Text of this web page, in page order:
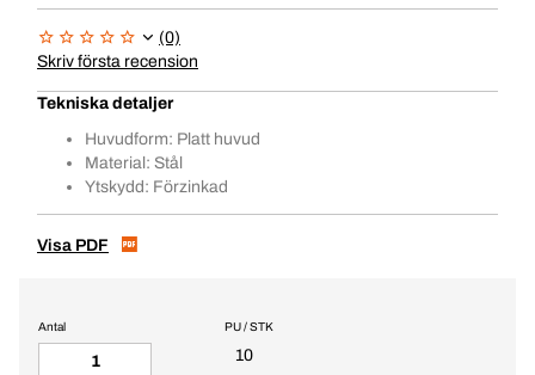
(0)
Skriv första recension
Tekniska detaljer
Huvudform: Platt huvud
Material: Stål
Ytskydd: Förzinkad
Visa PDF
PU / STK
10
Antal